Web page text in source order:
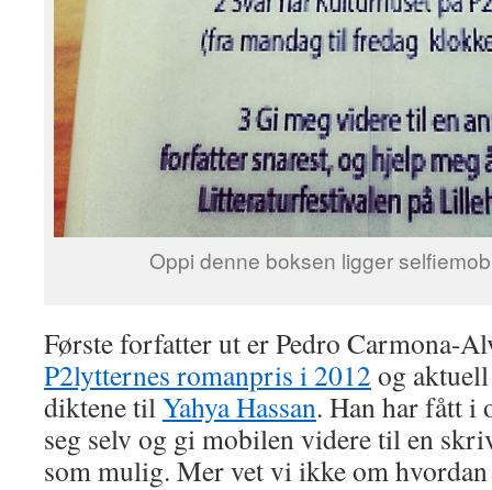
Oppi denne boksen ligger
Første forfatter ut er Pedro Carmona-
P2lytternes romanpris i 2012 og
diktene tilYahya Hassan. Han har fått i
seg selv og gi mobilen videre til en
som mulig. Mer vet vi ikke om